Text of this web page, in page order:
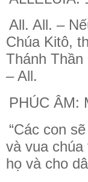
All. All. –
Chúa Kitô,
Thánh
– All.
PHÚC ÂM:
“Các con
và vua
họ và cho